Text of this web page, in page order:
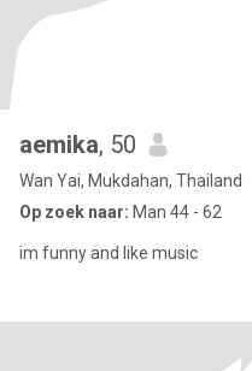
aemika, 50
Wan Yai, Mukdahan, Thailand
Op zoek naar: Man 44 - 62
im funny and like music